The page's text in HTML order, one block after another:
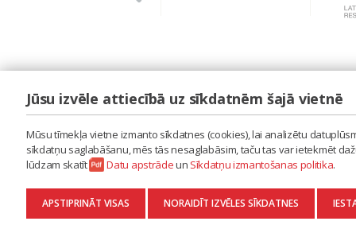
LAIPA
ES RADU MŪZIKU
AKTUALITĀTES
KONTAKTI
SĪKDATŅU IZMANTOŠANAS POLITIKA
DATU APSTRĀDE
Jūsu izvēle attiecībā uz sīkdatnēm šajā vietnē
Mūsu tīmekļa vietne izmanto sīkdatnes (cookies), lai analizētu
sīkdatņu saglabāšanu, mēs tās nesaglabāsim, taču tas var ietekmēt
lūdzam skatīt
Datu apstrādeun Sīkdatņu izmantošanas politika.
APSTIPRINĀT VISAS NORAIDĪT IZVĒLES SĪKDATNES